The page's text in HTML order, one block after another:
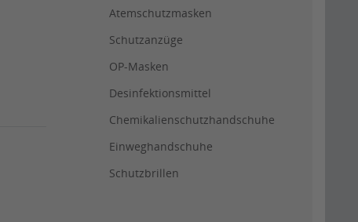
Atemschutzmasken
Schutzanzüge
OP-Masken
Desinfektionsmittel
Chemikalienschutzhandschuhe
Einweghandschuhe
Schutzbrillen